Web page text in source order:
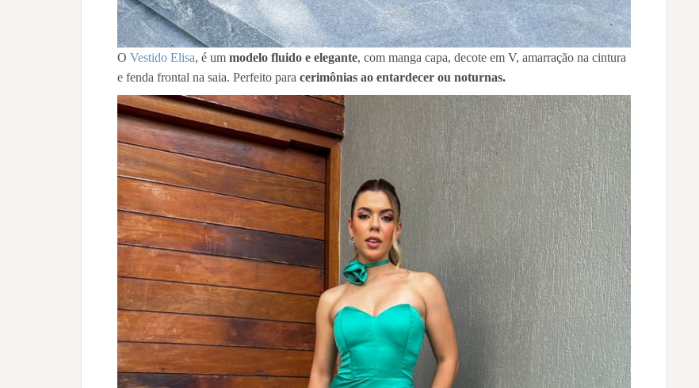
O Vestido Elisa, é um modelo fluido e elegante, com manga capa, decote em V, amarração na cintura
e fenda frontal na saia. Perfeito para cerimônias ao entardecer ou noturnas.